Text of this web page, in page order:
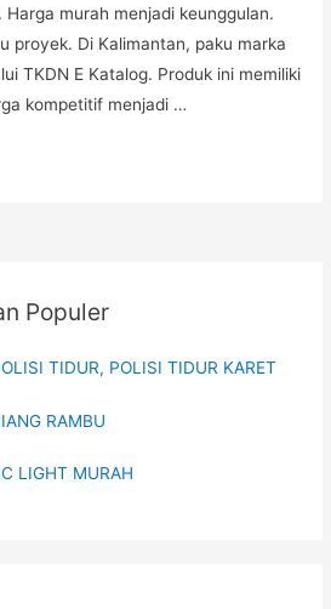
murah menjadi keunggulan.
proyek. Di Kalimantan, paku marka
TKDN E Katalog. Produk ini memiliki
kompetitif menjadi …
Populer
TIDUR, POLISI TIDUR KARET
RAMBU
LIGHT MURAH